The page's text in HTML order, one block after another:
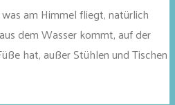
am Himmel fliegt, natürlich
dem Wasser kommt, auf der
hat, außer Stühlen und Tischen